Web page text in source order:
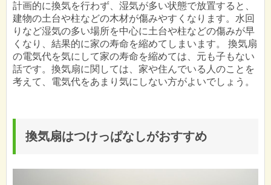
計画的に換気を行わず、湿気が多い状態で放置すると、
建物の土台や柱などの木材が傷みやすくなります。水回
りなど湿気の多い場所を中心に土台や柱などの傷みが早
くなり、結果的に家の寿命を縮めてしまいます。 換気扇
の電気代を気にして家の寿命を縮めては、元も子もない
話です。換気扇に関しては、家や住んでいる人のことを
考えて、電気代をあまり気にしない方がよいでしょう。
換気扇はつけっぱなしがおすすめ